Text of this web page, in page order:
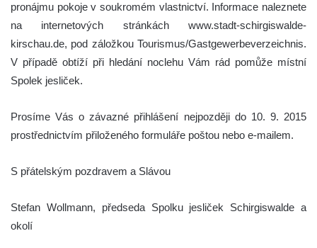
pronájmu pokoje v soukromém vlastnictví. Informace naleznete
na internetových stránkách www.stadt-schirgiswalde-
kirschau.de, pod záložkou Tourismus/Gastgewerbeverzeichnis.
V případě obtíží při hledání noclehu Vám rád pomůže místní
Spolek jesliček.
Prosíme Vás o závazné přihlášení nejpozději do 10. 9. 2015
prostřednictvím přiloženého formuláře poštou nebo e-mailem.
S přátelským pozdravem a Slávou
Stefan Wollmann, předseda Spolku jesliček Schirgiswalde a
okolí